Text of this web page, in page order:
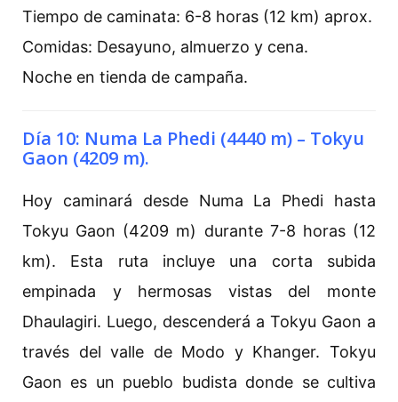
Tiempo de caminata: 6-8 horas (12 km) aprox.
Comidas: Desayuno, almuerzo y cena.
Noche en tienda de campaña.
Día 10: Numa La Phedi (4440 m) – Tokyu
Gaon (4209 m).
Hoy caminará desde Numa La Phedi hasta
Tokyu Gaon (4209 m) durante 7-8 horas (12
km). Esta ruta incluye una corta subida
empinada y hermosas vistas del monte
Dhaulagiri. Luego, descenderá a Tokyu Gaon a
través del valle de Modo y Khanger. Tokyu
Gaon es un pueblo budista donde se cultiva